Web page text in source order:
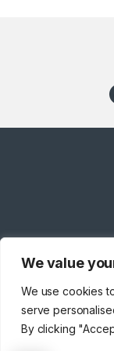
We value
We use cookies
serve
By clicking